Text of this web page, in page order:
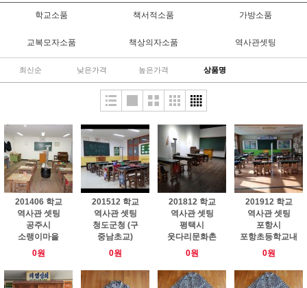
학교소품 책서적소품 가방소품
교복모자소품 책상의자소품 역사관셋팅
최신순 낮은가격 높은가격 상품명
201406 학교
역사관 셋팅
공주시
소랭이마을
0원
201512 학교
역사관 셋팅
청도군청 (구
중남초교)
0원
201812 학교
역사관 셋팅
평택시
웃다리문화촌
0원
201912 학교
역사관 셋팅
포항시
포항초등학교내
0원